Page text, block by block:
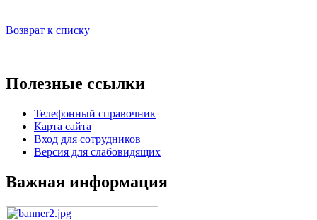
Возврат к списку
Полезные ссылки
Телефонный справочник
Карта сайта
Вход для сотрудников
Версия для слабовидящих
Важная информация